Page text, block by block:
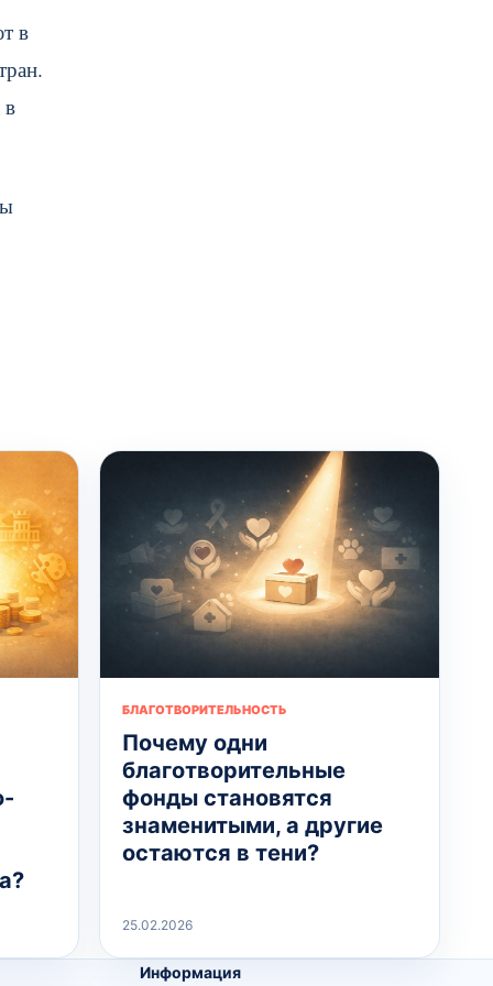
в
в
БЛАГОТВОРИТЕЛЬНОСТЬ
Почему одни
благотворительные
фонды становятся
знаменитыми, а другие
остаются в тени?
25.02.2026
Информация